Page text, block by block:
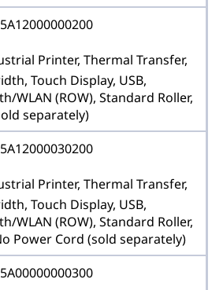
Printer, Thermal Transfer,
Touch Display, USB,
WLAN (ROW), Standard Roller,
separately)
Printer, Thermal Transfer,
Touch Display, USB,
WLAN (ROW), Standard Roller,
Power Cord (sold separately)